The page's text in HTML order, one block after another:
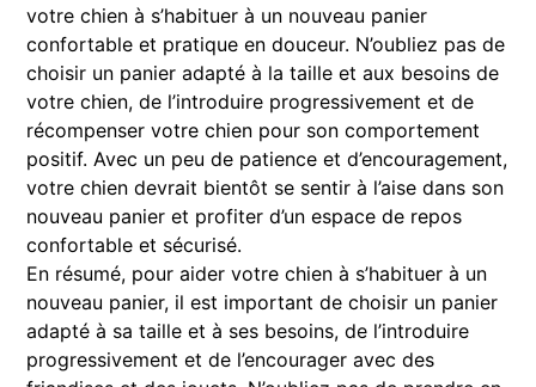
votre chien à s’habituer à un nouveau panier
confortable et pratique en douceur. N’oubliez pas de
choisir un panier adapté à la taille et aux besoins de
votre chien, de l’introduire progressivement et de
récompenser votre chien pour son comportement
positif. Avec un peu de patience et d’encouragement,
votre chien devrait bientôt se sentir à l’aise dans son
nouveau panier et profiter d’un espace de repos
confortable et sécurisé.
En résumé, pour aider votre chien à s’habituer à un
nouveau panier, il est important de choisir un panier
adapté à sa taille et à ses besoins, de l’introduire
progressivement et de l’encourager avec des